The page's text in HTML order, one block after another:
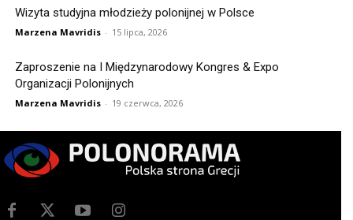
Wizyta studyjna młodzieży polonijnej w Polsce
Marzena Mavridis - 15 lipca, 2026
Zaproszenie na I Międzynarodowy Kongres & Expo
Organizacji Polonijnych
Marzena Mavridis - 19 czerwca, 2026